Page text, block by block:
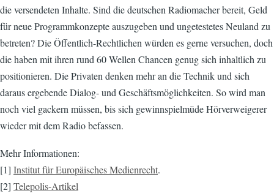
die versendeten Inhalte. Sind die deutschen Radiomacher bereit, Geld
für neue Programmkonzepte auszugeben und ungetestetes Neuland zu
betreten? Die Öffentlich-Rechtlichen würden es gerne versuchen, doch
die haben mit ihren rund 60 Wellen Chancen genug sich inhaltlich zu
positionieren. Die Privaten denken mehr an die Technik und sich
daraus ergebende Dialog- und Geschäftsmöglichkeiten. So wird man
noch viel gackern müssen, bis sich gewinnspielmüde Hörverweigerer
wieder mit dem Radio befassen.
Mehr Informationen:
[1] Institut für Europäisches Medienrecht.
[2] Telepolis-Artikel